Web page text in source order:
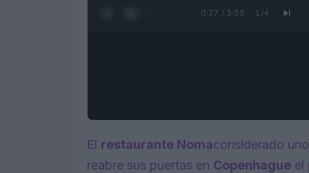
0:28 / 3:55 1 /4
El restaurante Nomaconsiderado
reabre sus puertas en Copenhague el